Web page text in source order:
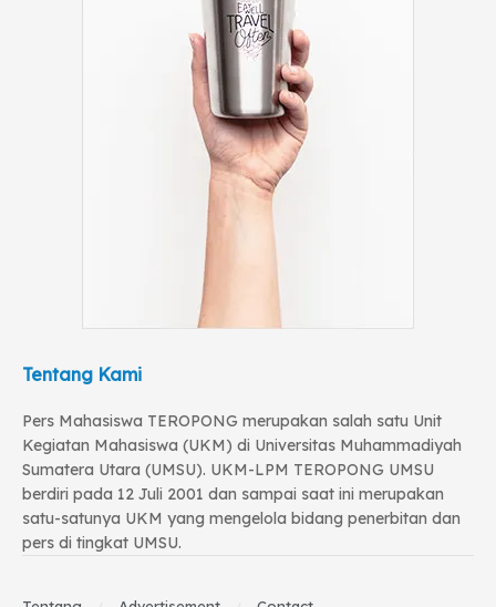
Tentang Kami
Pers Mahasiswa TEROPONG merupakan salah satu Unit
Kegiatan Mahasiswa (UKM) di Universitas Muhammadiyah
Sumatera Utara (UMSU). UKM-LPM TEROPONG UMSU
berdiri pada 12 Juli 2001 dan sampai saat ini merupakan
satu-satunya UKM yang mengelola bidang penerbitan dan
pers di tingkat UMSU.